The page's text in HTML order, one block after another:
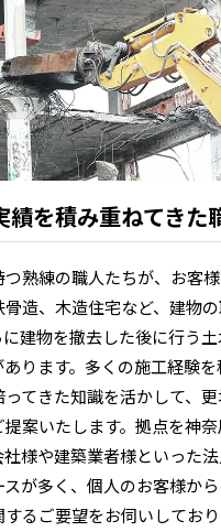
績を積み重ねてきた
熟練の職人たちが、お客
造、木造住宅など、建物
建物を撤去した後に行う
ります。多くの施工経験
てきた知識を活かして、
案いたします。拠点を神
様や建築業者様といった
が多く、個人のお客様か
るご要望をお伺いしており